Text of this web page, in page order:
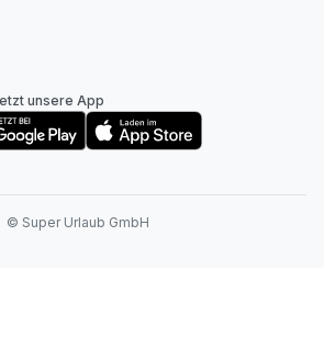
unsere App
© Super Urlaub GmbH